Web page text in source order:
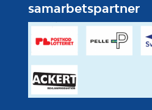
samarbetspartner